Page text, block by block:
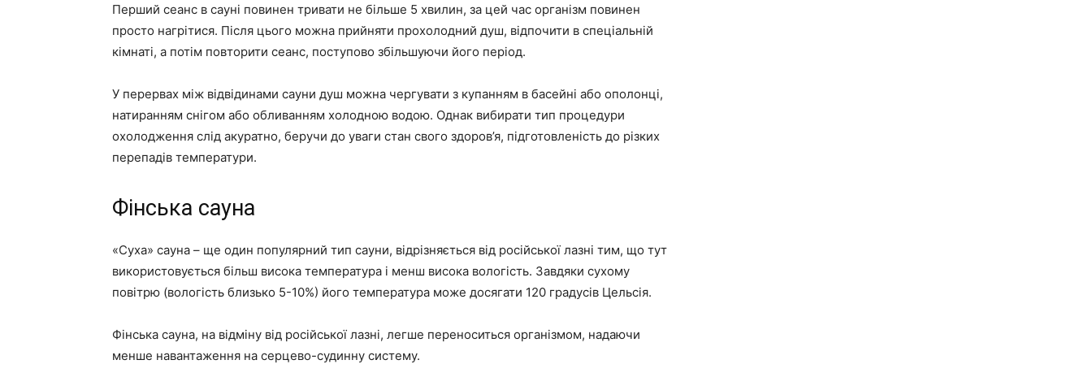
Перший сеанс в сауні повинен тривати не більше 5 хвилин, за цей час організм повинен
просто нагрітися. Після цього можна прийняти прохолодний душ, відпочити в спеціальній
кімнаті, а потім повторити сеанс, поступово збільшуючи його період.
У перервах між відвідинами сауни душ можна чергувати з купанням в басейні або ополонці,
натиранням снігом або обливанням холодною водою. Однак вибирати тип процедури
охолодження слід акуратно, беручи до уваги стан свого здоров’я, підготовленість до різких
перепадів температури.
Фінська сауна
«Суха» сауна – ще один популярний тип сауни, відрізняється від російської лазні тим, що тут
використовується більш висока температура і менш висока вологість. Завдяки сухому
повітрю (вологість близько 5-10%) його температура може досягати 120 градусів Цельсія.
Фінська сауна, на відміну від російської лазні, легше переноситься організмом, надаючи
менше навантаження на серцево-судинну систему.